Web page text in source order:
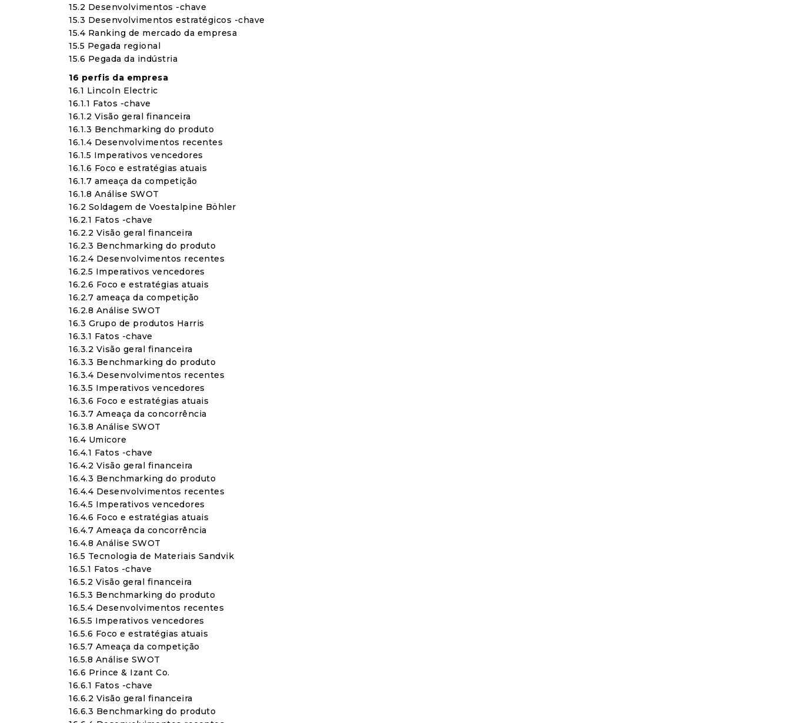
15.2 Desenvolvimentos -chave
15.3 Desenvolvimentos estratégicos -chave
15.4 Ranking de mercado da empresa
15.5 Pegada regional
15.6 Pegada da indústria
16 perfis da empresa
16.1 Lincoln Electric
16.1.1 Fatos -chave
16.1.2 Visão geral financeira
16.1.3 Benchmarking do produto
16.1.4 Desenvolvimentos recentes
16.1.5 Imperativos vencedores
16.1.6 Foco e estratégias atuais
16.1.7 ameaça da competição
16.1.8 Análise SWOT
16.2 Soldagem de Voestalpine Böhler
16.2.1 Fatos -chave
16.2.2 Visão geral financeira
16.2.3 Benchmarking do produto
16.2.4 Desenvolvimentos recentes
16.2.5 Imperativos vencedores
16.2.6 Foco e estratégias atuais
16.2.7 ameaça da competição
16.2.8 Análise SWOT
16.3 Grupo de produtos Harris
16.3.1 Fatos -chave
16.3.2 Visão geral financeira
16.3.3 Benchmarking do produto
16.3.4 Desenvolvimentos recentes
16.3.5 Imperativos vencedores
16.3.6 Foco e estratégias atuais
16.3.7 Ameaça da concorrência
16.3.8 Análise SWOT
16.4 Umicore
16.4.1 Fatos -chave
16.4.2 Visão geral financeira
16.4.3 Benchmarking do produto
16.4.4 Desenvolvimentos recentes
16.4.5 Imperativos vencedores
16.4.6 Foco e estratégias atuais
16.4.7 Ameaça da concorrência
16.4.8 Análise SWOT
16.5 Tecnologia de Materiais Sandvik
16.5.1 Fatos -chave
16.5.2 Visão geral financeira
16.5.3 Benchmarking do produto
16.5.4 Desenvolvimentos recentes
16.5.5 Imperativos vencedores
16.5.6 Foco e estratégias atuais
16.5.7 Ameaça da competição
16.5.8 Análise SWOT
16.6 Prince & Izant Co.
16.6.1 Fatos -chave
16.6.2 Visão geral financeira
16.6.3 Benchmarking do produto